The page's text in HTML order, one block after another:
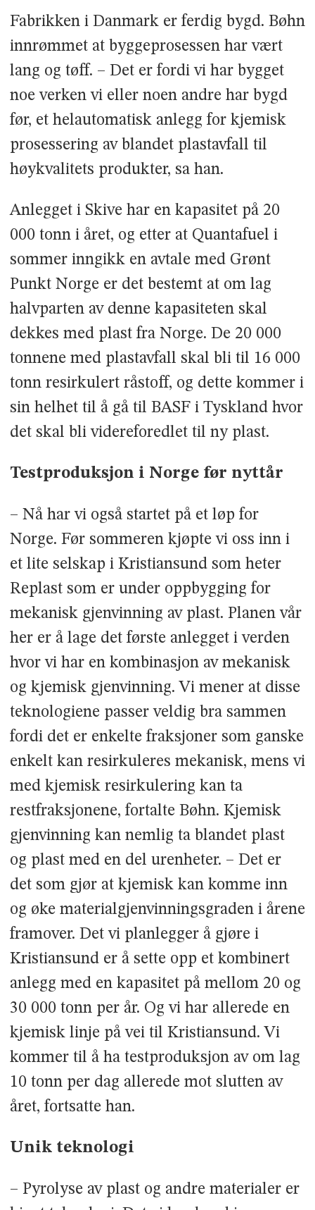
Fabrikken i Danmark er ferdig bygd. Bøhn
innrømmet at byggeprosessen har vært
lang og tøff. – Det er fordi vi har bygget
noe verken vi eller noen andre har bygd
før, et helautomatisk anlegg for kjemisk
prosessering av blandet plastavfall til
høykvalitets produkter, sa han.
Anlegget i Skive har en kapasitet på 20
000 tonn i året, og etter at Quantafuel i
sommer inngikk en avtale med Grønt
Punkt Norge er det bestemt at om lag
halvparten av denne kapasiteten skal
dekkes med plast fra Norge. De 20 000
tonnene med plastavfall skal bli til 16 000
tonn resirkulert råstoff, og dette kommer i
sin helhet til å gå til BASF i Tyskland hvor
det skal bli videreforedlet til ny plast.
Testproduksjon i Norge før nyttår
– Nå har vi også startet på et løp for
Norge. Før sommeren kjøpte vi oss inn i
et lite selskap i Kristiansund som heter
Replast som er under oppbygging for
mekanisk gjenvinning av plast. Planen vår
her er å lage det første anlegget i verden
hvor vi har en kombinasjon av mekanisk
og kjemisk gjenvinning. Vi mener at disse
teknologiene passer veldig bra sammen
fordi det er enkelte fraksjoner som ganske
enkelt kan resirkuleres mekanisk, mens vi
med kjemisk resirkulering kan ta
restfraksjonene, fortalte Bøhn. Kjemisk
gjenvinning kan nemlig ta blandet plast
og plast med en del urenheter. – Det er
det som gjør at kjemisk kan komme inn
og øke materialgjenvinningsgraden i årene
framover. Det vi planlegger å gjøre i
Kristiansund er å sette opp et kombinert
anlegg med en kapasitet på mellom 20 og
30 000 tonn per år. Og vi har allerede en
kjemisk linje på vei til Kristiansund. Vi
kommer til å ha testproduksjon av om lag
10 tonn per dag allerede mot slutten av
året, fortsatte han.
Unik teknologi
– Pyrolyse av plast og andre materialer er